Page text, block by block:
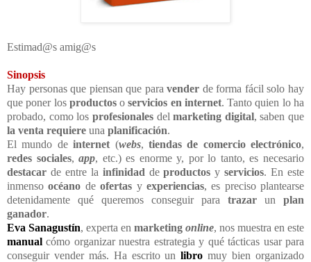
Estimad@s amig@s
Sinopsis
Hay personas que piensan que paravender de forma fácil solo hay
que poner los productososervicios en internet. Tanto quien lo ha
probado, como los profesionalesdelmarketing digital, saben que
la venta requiere una planificación.
El mundo deinternet (webs, tiendas de comercio electrónico,
redes sociales,app, etc.) es enorme y, por lo tanto, es necesario
destacar de entre la infinidad deproductos yservicios. En este
inmensoocéano deofertas yexperiencias, es preciso plantearse
detenidamente qué queremos conseguir para trazar un plan
ganador.
Eva Sanagustín, experta en marketing online, nos muestra en este
manual cómo organizar nuestra estrategia y qué tácticas usar para
conseguir vender más. Ha escrito unlibro muy bien organizado